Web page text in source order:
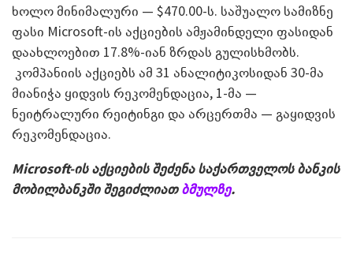
ხოლო მინიმალური — $470.00-ს. საშუალო სამიზნე
ფასი Microsoft-ის აქციების ამჟამინდელი ფასიდან
დაახლოებით 17.8%-იან ზრდას გულისხმობს.
კომპანიის აქციებს ამ 31 ანალიტიკოსიდან 30-მა
მიანიჭა ყიდვის რეკომენდაცია, 1-მა —
ნეიტრალური რეიტინგი და არცერთმა — გაყიდვის
რეკომენდაცია.
Microsoft-ის აქციების შეძენა საქართველოს ბანკის
მობილბანკში შეგიძლიათბმულზე.